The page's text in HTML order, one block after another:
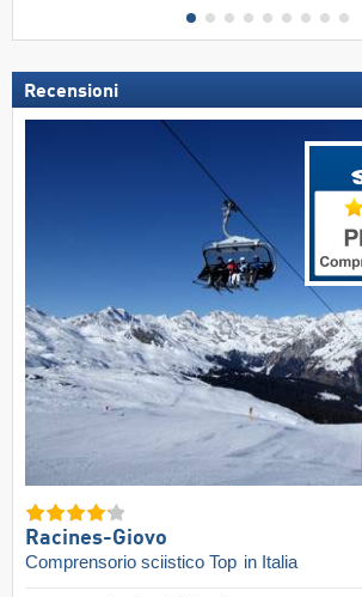
Recensioni
Racines-Giovo
Comprensorio sciistico Top in Italia